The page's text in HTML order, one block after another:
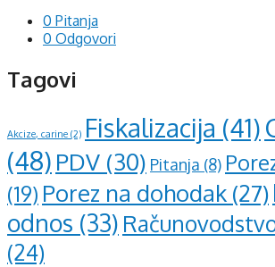
0 Pitanja
0 Odgovori
Tagovi
Akcize, carine (2) Fiskalizacija (41)
(48) PDV (30) Pitanja (8)
(19) Porez na dohodak (27)
odnos (33)
(24)